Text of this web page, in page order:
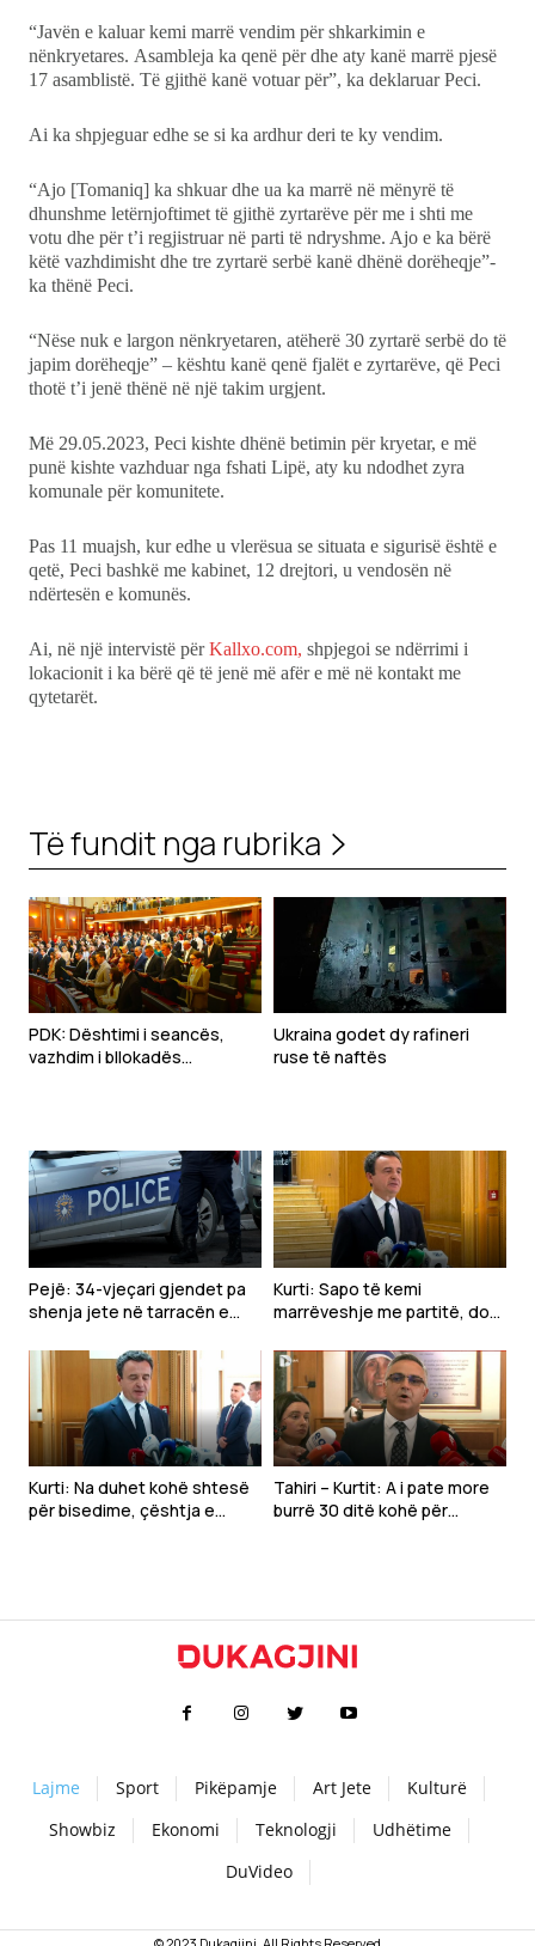
“Javën e kaluar kemi marrë vendim për shkarkimin e
nënkryetares. Asambleja ka qenë për dhe aty kanë marrë pjesë
17 asamblistë. Të gjithë kanë votuar për”, ka deklaruar Peci.
Ai ka shpjeguar edhe se si ka ardhur deri te ky vendim.
“Ajo [Tomaniq] ka shkuar dhe ua ka marrë në mënyrë të
dhunshme letërnjoftimet të gjithë zyrtarëve për me i shti me
votu dhe për t’i regjistruar në parti të ndryshme. Ajo e ka bërë
këtë vazhdimisht dhe tre zyrtarë serbë kanë dhënë dorëheqje”-
ka thënë Peci.
“Nëse nuk e largon nënkryetaren, atëherë 30 zyrtarë serbë do të
japim dorëheqje” – kështu kanë qenë fjalët e zyrtarëve, që Peci
thotë t’i jenë thënë në një takim urgjent.
Më 29.05.2023, Peci kishte dhënë betimin për kryetar, e më
punë kishte vazhduar nga fshati Lipë, aty ku ndodhet zyra
komunale për komunitete.
Pas 11 muajsh, kur edhe u vlerësua se situata e sigurisë është e
qetë, Peci bashkë me kabinet, 12 drejtori, u vendosën në
ndërtesën e komunës.
Ai, në një intervistë përKallxo.com, shpjegoi se ndërrimi i
lokacionit i ka bërë që të jenë më afër e më në kontakt me
qytetarët.
Të fundit nga rubrika
PDK: Dështimi i seancës,
vazhdim i bllokadës
Ukraina godet dy rafineri
ruse të naftës
Pejë: 34-vjeçari gjendet pa
shenja jete në tarracën e
Kurti: Sapo të kemi
marrëveshje me partitë, do
Kurti: Na duhet kohë shtesë
për bisedime, çështja e
Tahiri – Kurtit: A i pate more
burrë 30 ditë kohë për
Lajme Sport Pikëpamje Art Jete
Kulturë
Showbiz
Ekonomi Teknologji
Udhëtime
DuVideo